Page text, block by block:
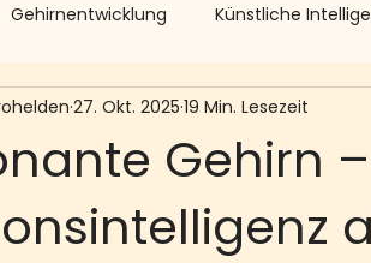
Gehirnentwicklung Künstliche
Gehirn –
27. Okt. 2025 19 Min. Lesezeit